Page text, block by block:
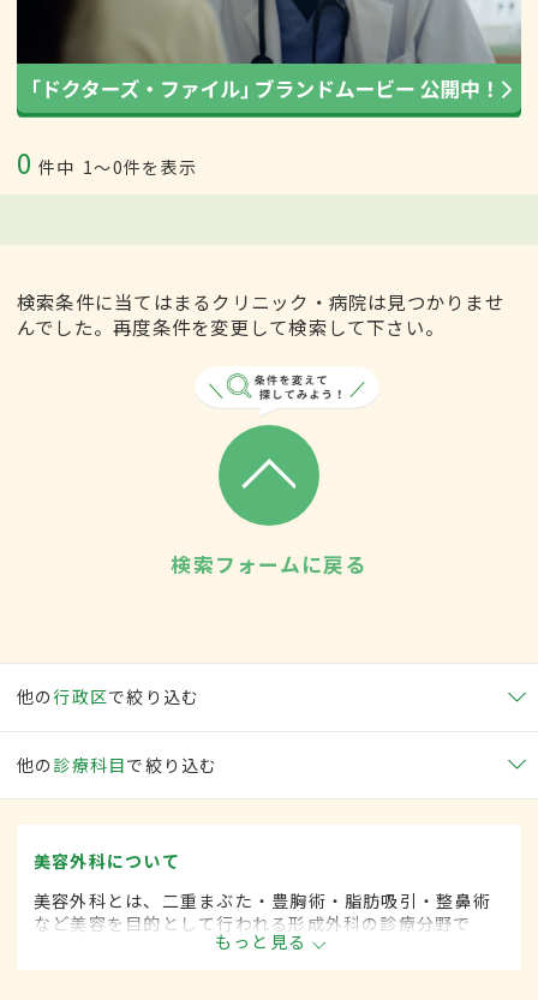
0 件中 1〜0件を表示
検索条件に当てはまるクリニック・病院は見つかりませ
んでした。再度条件を変更して検索して下さい。
検索フォームに戻る
他の行政区で絞り込む
他の 診療科目で絞り込む
美容外科について
美容外科とは、二重まぶた・豊胸術・脂肪吸引・整鼻術
など美容を目的として行われる形成外科の診療分野で
もっと見る